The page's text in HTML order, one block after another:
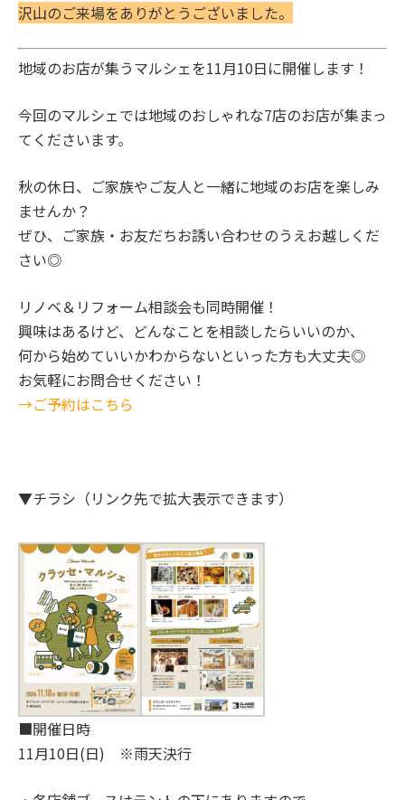
沢山のご来場をありがとうございました。
地域のお店が集うマルシェを11月10日に開催します！
今回のマルシェでは地域のおしゃれな7店のお店が集まっ
てくださいます。
秋の休日、ご家族やご友人と一緒に地域のお店を楽しみ
ませんか？
ぜひ、ご家族・お友だちお誘い合わせのうえお越しくだ
さい◎
リノベ＆リフォーム相談会も同時開催！
興味はあるけど、どんなことを相談したらいいのか、
何から始めていいかわからないといった方も大丈夫◎
お気軽にお問合せください！
→ご予約はこちら
▼チラシ（リンク先で拡大表示できます）
■開催日時
11月10日(日) ※雨天決行